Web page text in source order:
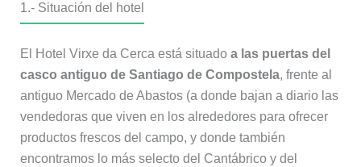
1.- Situación del hotel
El Hotel Virxe da Cerca está situado a las puertas del
casco antiguo de Santiago de Compostela, frente al
antiguo Mercado de Abastos (a donde bajan a diario las
vendedoras que viven en los alrededores para ofrecer
productos frescos del campo, y donde también
encontramos lo más selecto del Cantábrico y del